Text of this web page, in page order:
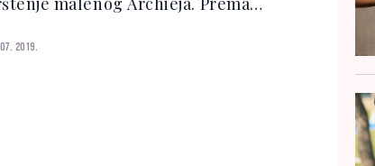
od Sussexa Meghan i princ
2019.